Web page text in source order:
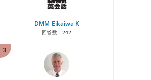
DMM Eikaiwa K
回答数： 242
3